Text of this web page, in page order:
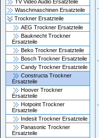
TV Video Audio Ersatzteile
Waschmaschinen Ersatzteile
Trockner Ersatzteile
AEG Trockner Ersatzteile
Bauknecht Trockner
Ersatzteile
Beko Trockner Ersatzteile
Bosch Trockner Ersatzteile
Candy Trockner Ersatzteile
Constructa Trockner
Ersatzteile
Hoover Trockner
Ersatzteile
Hotpoint Trockner
Ersatzteile
Indesit Trockner Ersatzteile
Panasonic Trockner
Ersatzteile